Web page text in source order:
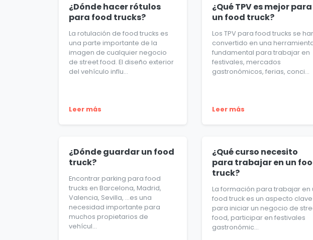
¿Dónde hacer rótulos
para food trucks?
La rotulación de food trucks es
una parte importante de la
imagen de cualquier negocio
de street food. El diseño exterior
del vehículo influ...
Leer más
¿Qué TPV es mejor para
un food truck?
Los TPV para food trucks se
convertido en una
fundamental para trabajar en
festivales, mercados
gastronómicos, ferias, conci...
Leer más
¿Dónde guardar un food
truck?
Encontrar parking para food
trucks en Barcelona, Madrid,
Valencia, Sevilla, …es una
necesidad importante para
muchos propietarios de
vehícul...
¿Qué curso necesito
para trabajar en un
truck?
La formación para trabajar en
food truck es un aspecto clave
para iniciar un negocio de
food, participar en festivales
gastronómic...